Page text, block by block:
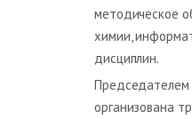
методическое
химии,
дисциплин.
Председателем
организована